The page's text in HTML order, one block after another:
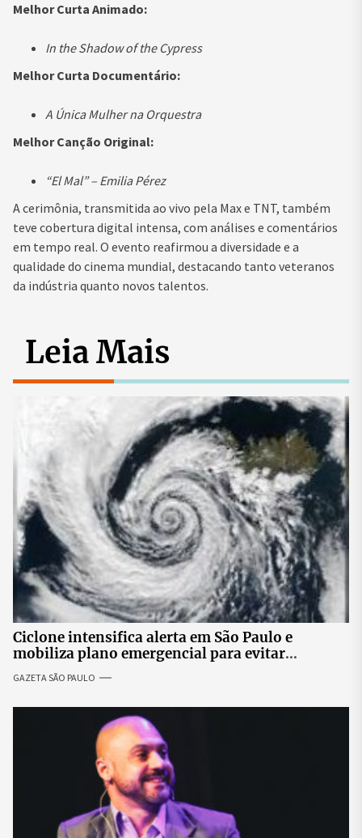
Melhor Curta Animado:
In the Shadow of the Cypress
Melhor Curta Documentário:
A Única Mulher na Orquestra
Melhor Canção Original:
“El Mal” – Emilia Pérez
A cerimônia, transmitida ao vivo pela Max e TNT, também
teve cobertura digital intensa, com análises e comentários
em tempo real. O evento reafirmou a diversidade e a
qualidade do cinema mundial, destacando tanto veteranos
da indústria quanto novos talentos.
Leia Mais
Ciclone intensifica alerta em São Paulo e
mobiliza plano emergencial para evitar
impactos no fornecimento de energia
GAZETA SÃO PAULO